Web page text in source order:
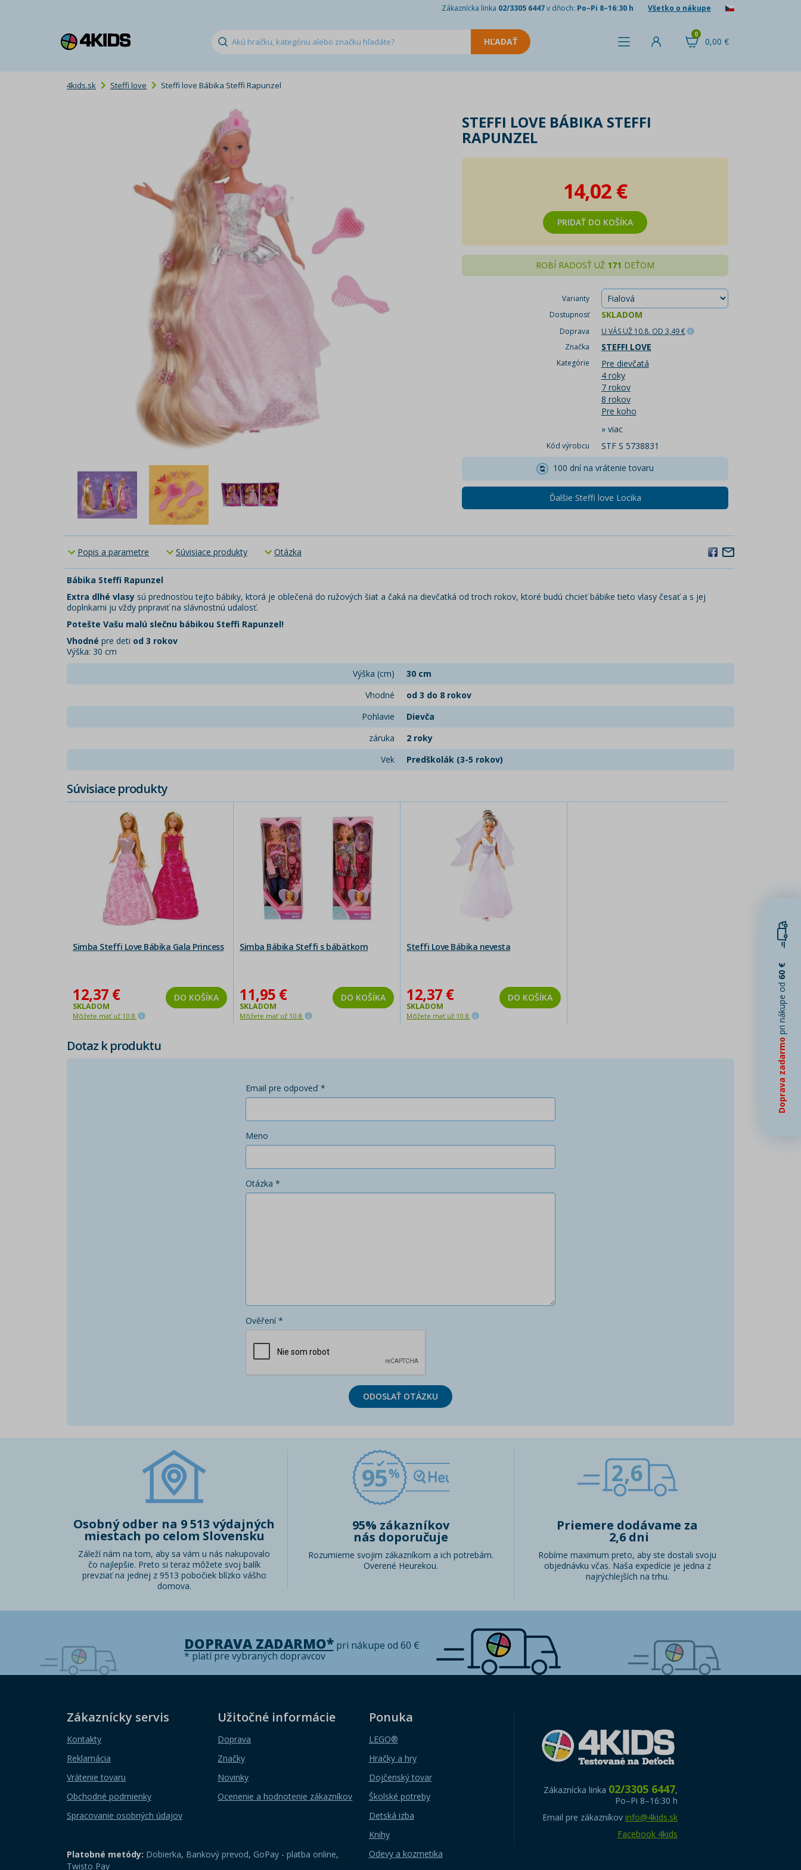
Zákaznícka linka 02/3305 6447v dňoch: Po–Pi 8–16:30 h Všetko o nákupe
0,00 €
0
4kids.sk Steffi love Steffi love Bábika Steffi Rapunzel
STEFFI LOVE BÁBIKA STEFFI
RAPUNZEL
14,02 €
PRIDAŤ DO KOŠÍKA
ROBÍ RADOSŤ UŽ 171 DEŤOM
Varianty
Dostupnosť
SKLADOM
Doprava U VÁS UŽ 10.8. OD 3,49 €
Značka
STEFFI LOVE
Kategórie
Pre dievčatá
4 roky
7 rokov
8 rokov
Pre koho
» viac
Kód výrobcu
STF S 5738831
100 dní na vrátenie tovaru
Ďalšie Steffi love Locika
Popis a parametre Súvisiace produkty Otázka
Bábika Steffi Rapunzel
Extra dlhé vlasy sú prednosťou tejto bábiky, ktorá je oblečená do ružových šiat a čaká na dievčatká od troch rokov, ktoré budú chcieť bábike tieto vlasy česať a s jej
doplnkami ju vždy pripraviť na slávnostnú udalosť.
Potešte Vašu malú slečnu bábikou Steffi Rapunzel!
Vhodné pre deti od 3 rokov
Výška: 30 cm
Výška (cm)
30 cm
Vhodné
od 3 do 8 rokov
Pohlavie
Dievča
záruka
2 roky
Vek
Predškolák (3-5 rokov)
Súvisiace produkty
Simba Steffi Love Bábika Gala Princess
12,37 €
SKLADOM
Môžete mať už 10.8.
DO KOŠÍKA
Simba Bábika Steffi s bábätkom
11,95 €
SKLADOM
Môžete mať už 10.8.
DO KOŠÍKA
Steffi Love Bábika nevesta
12,37 €
SKLADOM
Môžete mať už 10.8.
DO KOŠÍKA
Dotaz k produktu
Email pre odpoveď *
Meno
Otázka *
Ověření *
ODOSLAŤ OTÁZKU
Osobný odber na 9 513 výdajných
miestach po celom Slovensku
Záleží nám na tom, aby sa vám u nás nakupovalo
čo najlepšie. Preto si teraz môžete svoj balík
prevziať na jednej z 9513 pobočiek blízko vášho
domova.
95
95% zákazníkov
nás doporučuje
Rozumieme svojim zákazníkom a ich potrebám.
Overené Heurekou.
2,6
Priemere dodávame za
2,6 dni
Robíme maximum preto, aby ste dostali svoju
objednávku včas. Naša expedície je jedna z
najrýchlejších na trhu.
DOPRAVA ZADARMO*pri nákupe od 60 €
* platí pre vybraných dopravcov
Zákaznícky servis
Kontakty
Reklamácia
Vrátenie tovaru
Obchodné podmienky
Spracovanie osobných údajov
Užitočné informácie
Doprava
Značky
Novinky
Ocenenie a hodnotenie zákazníkov
Ponuka
LEGO®
Hračky a hry
Dojčenský tovar
Školské potreby
Detská izba
Knihy
Odevy a kozmetika
Platobné metódy: Dobierka, Bankový prevod, GoPay - platba online,
Twisto Pay
Zákaznícka linka 02/3305 6447,
Po–Pi 8–16:30 h
Email pre zákazníkov info@4kids.sk
Facebook 4kids
Doprava zadarmo
pri nákupe od
60 €